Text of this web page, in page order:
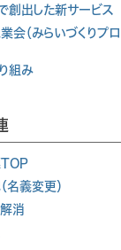
で創出した新サービス
会（みらいづくりプロ
組み
TOP
名義変更）
消